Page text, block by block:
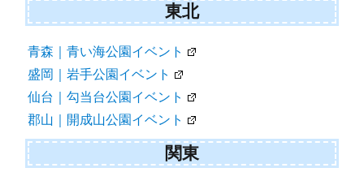
東北
青森｜青い海公園イベント
盛岡｜岩手公園イベント
仙台｜勾当台公園イベント
郡山｜開成山公園イベント
関東